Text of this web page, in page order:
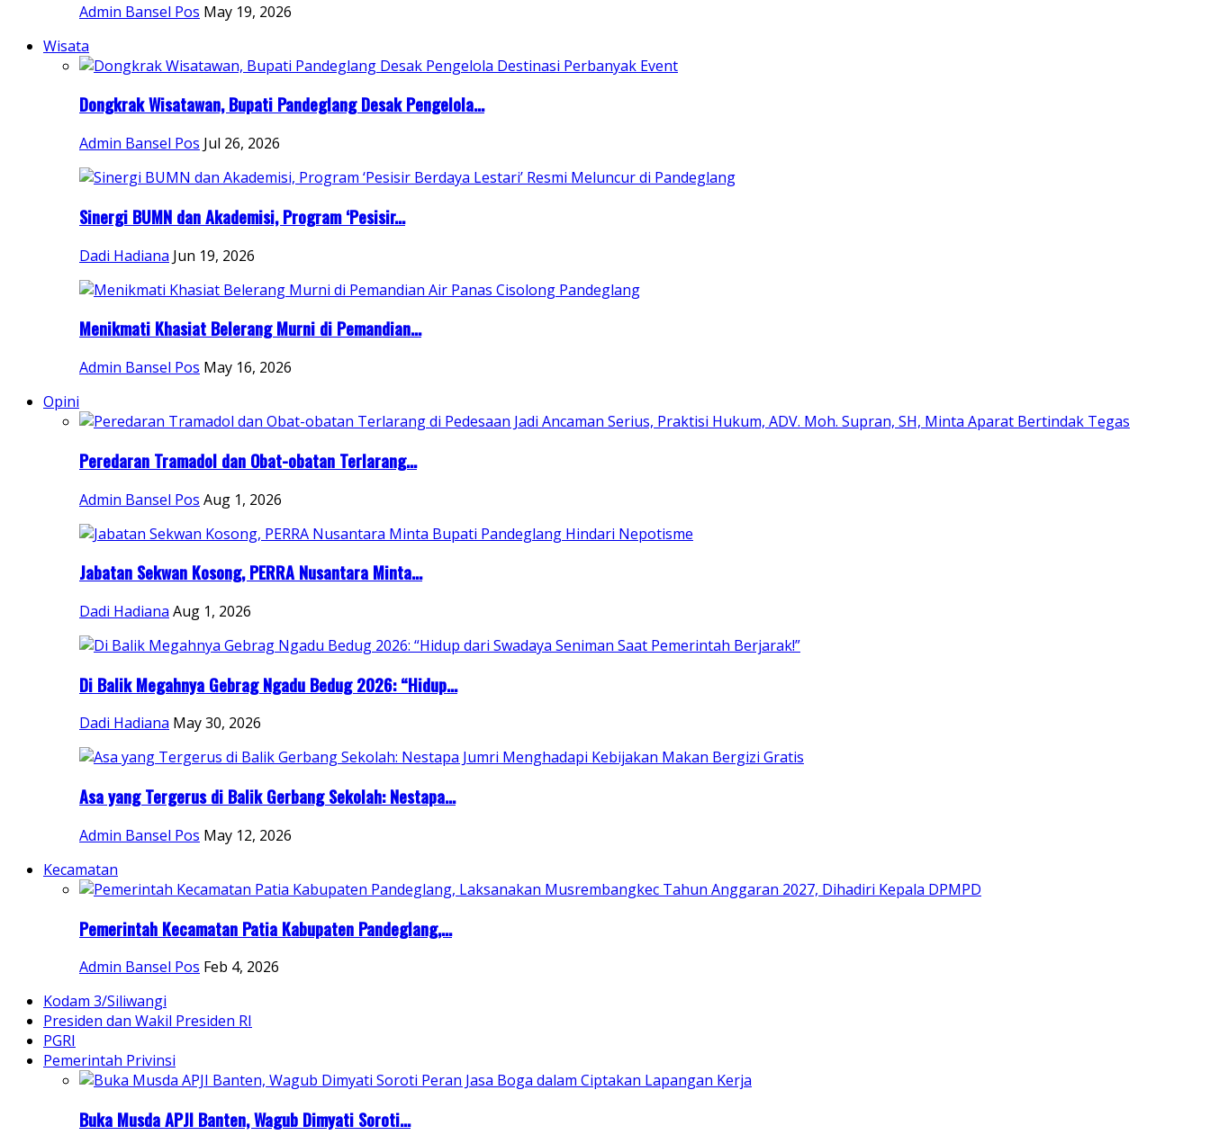
Admin Bansel Pos May 19, 2026
Wisata
Dongkrak Wisatawan, Bupati Pandeglang Desak Pengelola...
Admin Bansel Pos Jul 26, 2026
Sinergi BUMN dan Akademisi, Program ‘Pesisir...
Dadi Hadiana Jun 19, 2026
Menikmati Khasiat Belerang Murni di Pemandian...
Admin Bansel Pos May 16, 2026
Opini
Peredaran Tramadol dan Obat-obatan Terlarang...
Admin Bansel Pos Aug 1, 2026
Jabatan Sekwan Kosong, PERRA Nusantara Minta...
Dadi Hadiana Aug 1, 2026
Di Balik Megahnya Gebrag Ngadu Bedug 2026: “Hidup...
Dadi Hadiana May 30, 2026
Asa yang Tergerus di Balik Gerbang Sekolah: Nestapa...
Admin Bansel Pos May 12, 2026
Kecamatan
Pemerintah Kecamatan Patia Kabupaten Pandeglang,...
Admin Bansel Pos Feb 4, 2026
Kodam 3/Siliwangi
Presiden dan Wakil Presiden RI
PGRI
Pemerintah Privinsi
Buka Musda APJI Banten, Wagub Dimyati Soroti...